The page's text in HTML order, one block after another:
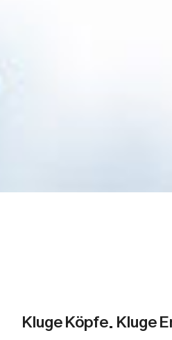
Kluge Köpfe. Kluge